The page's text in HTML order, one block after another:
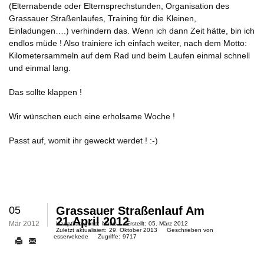
(Elternabende oder Elternsprechstunden, Organisation des
Grassauer Straßenlaufes, Training für die Kleinen,
Einladungen….) verhindern das. Wenn ich dann Zeit hätte, bin ich
endlos müde ! Also trainiere ich einfach weiter, nach dem Motto:
Kilometersammeln auf dem Rad und beim Laufen einmal schnell
und einmal lang.
Das sollte klappen !
Wir wünschen euch eine erholsame Woche !
Passt auf, womit ihr geweckt werdet ! :-)
05
Mär 2012
Grassauer Straßenlauf Am
21.April 2012
Hauptkategorie: News Erstellt: 05. März 2012
Zuletzt aktualisiert: 29. Oktober 2013
Geschrieben von
esservekede
Zugriffe: 9717